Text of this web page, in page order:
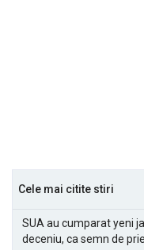
Cele mai citite stiri
SUA au cumparat yeni
deceniu, ca semn de